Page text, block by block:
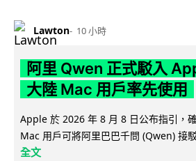
Lawton 10 小時
阿里 Qwen 正式駁入
大陸 Mac 用戶率先使用
Apple 於 2026 年 8 月 8 日公布指引，
Mac 用戶可將阿里巴巴千問 (Qwen) 接
全文